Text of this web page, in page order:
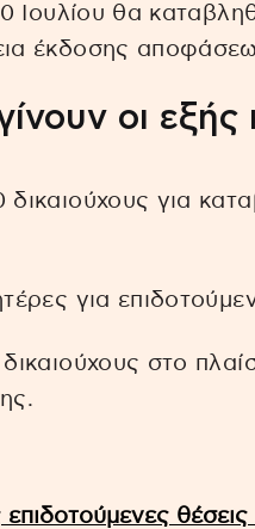
Ιουλίου θα
έκδοσης
οι εξής
για
για
στο